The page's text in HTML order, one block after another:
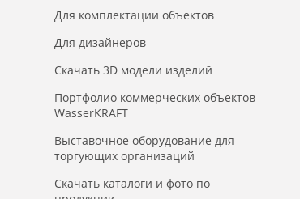
Для комплектации объектов
Для дизайнеров
Скачать 3D модели изделий
Портфолио коммерческих объектов
WasserKRAFT
Выставочное оборудование для
торгующих организаций
Скачать каталоги и фото по